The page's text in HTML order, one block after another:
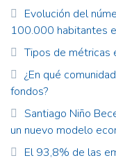
Evolución del
100.000 habitantes
Tipos de métricas
¿En qué
fondos?
Santiago Niño
un nuevo modelo
El 93,8% de las